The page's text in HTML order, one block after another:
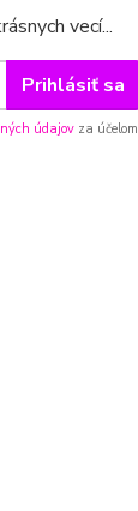
vecí...
Prihlásiť sa
údajov za účelom